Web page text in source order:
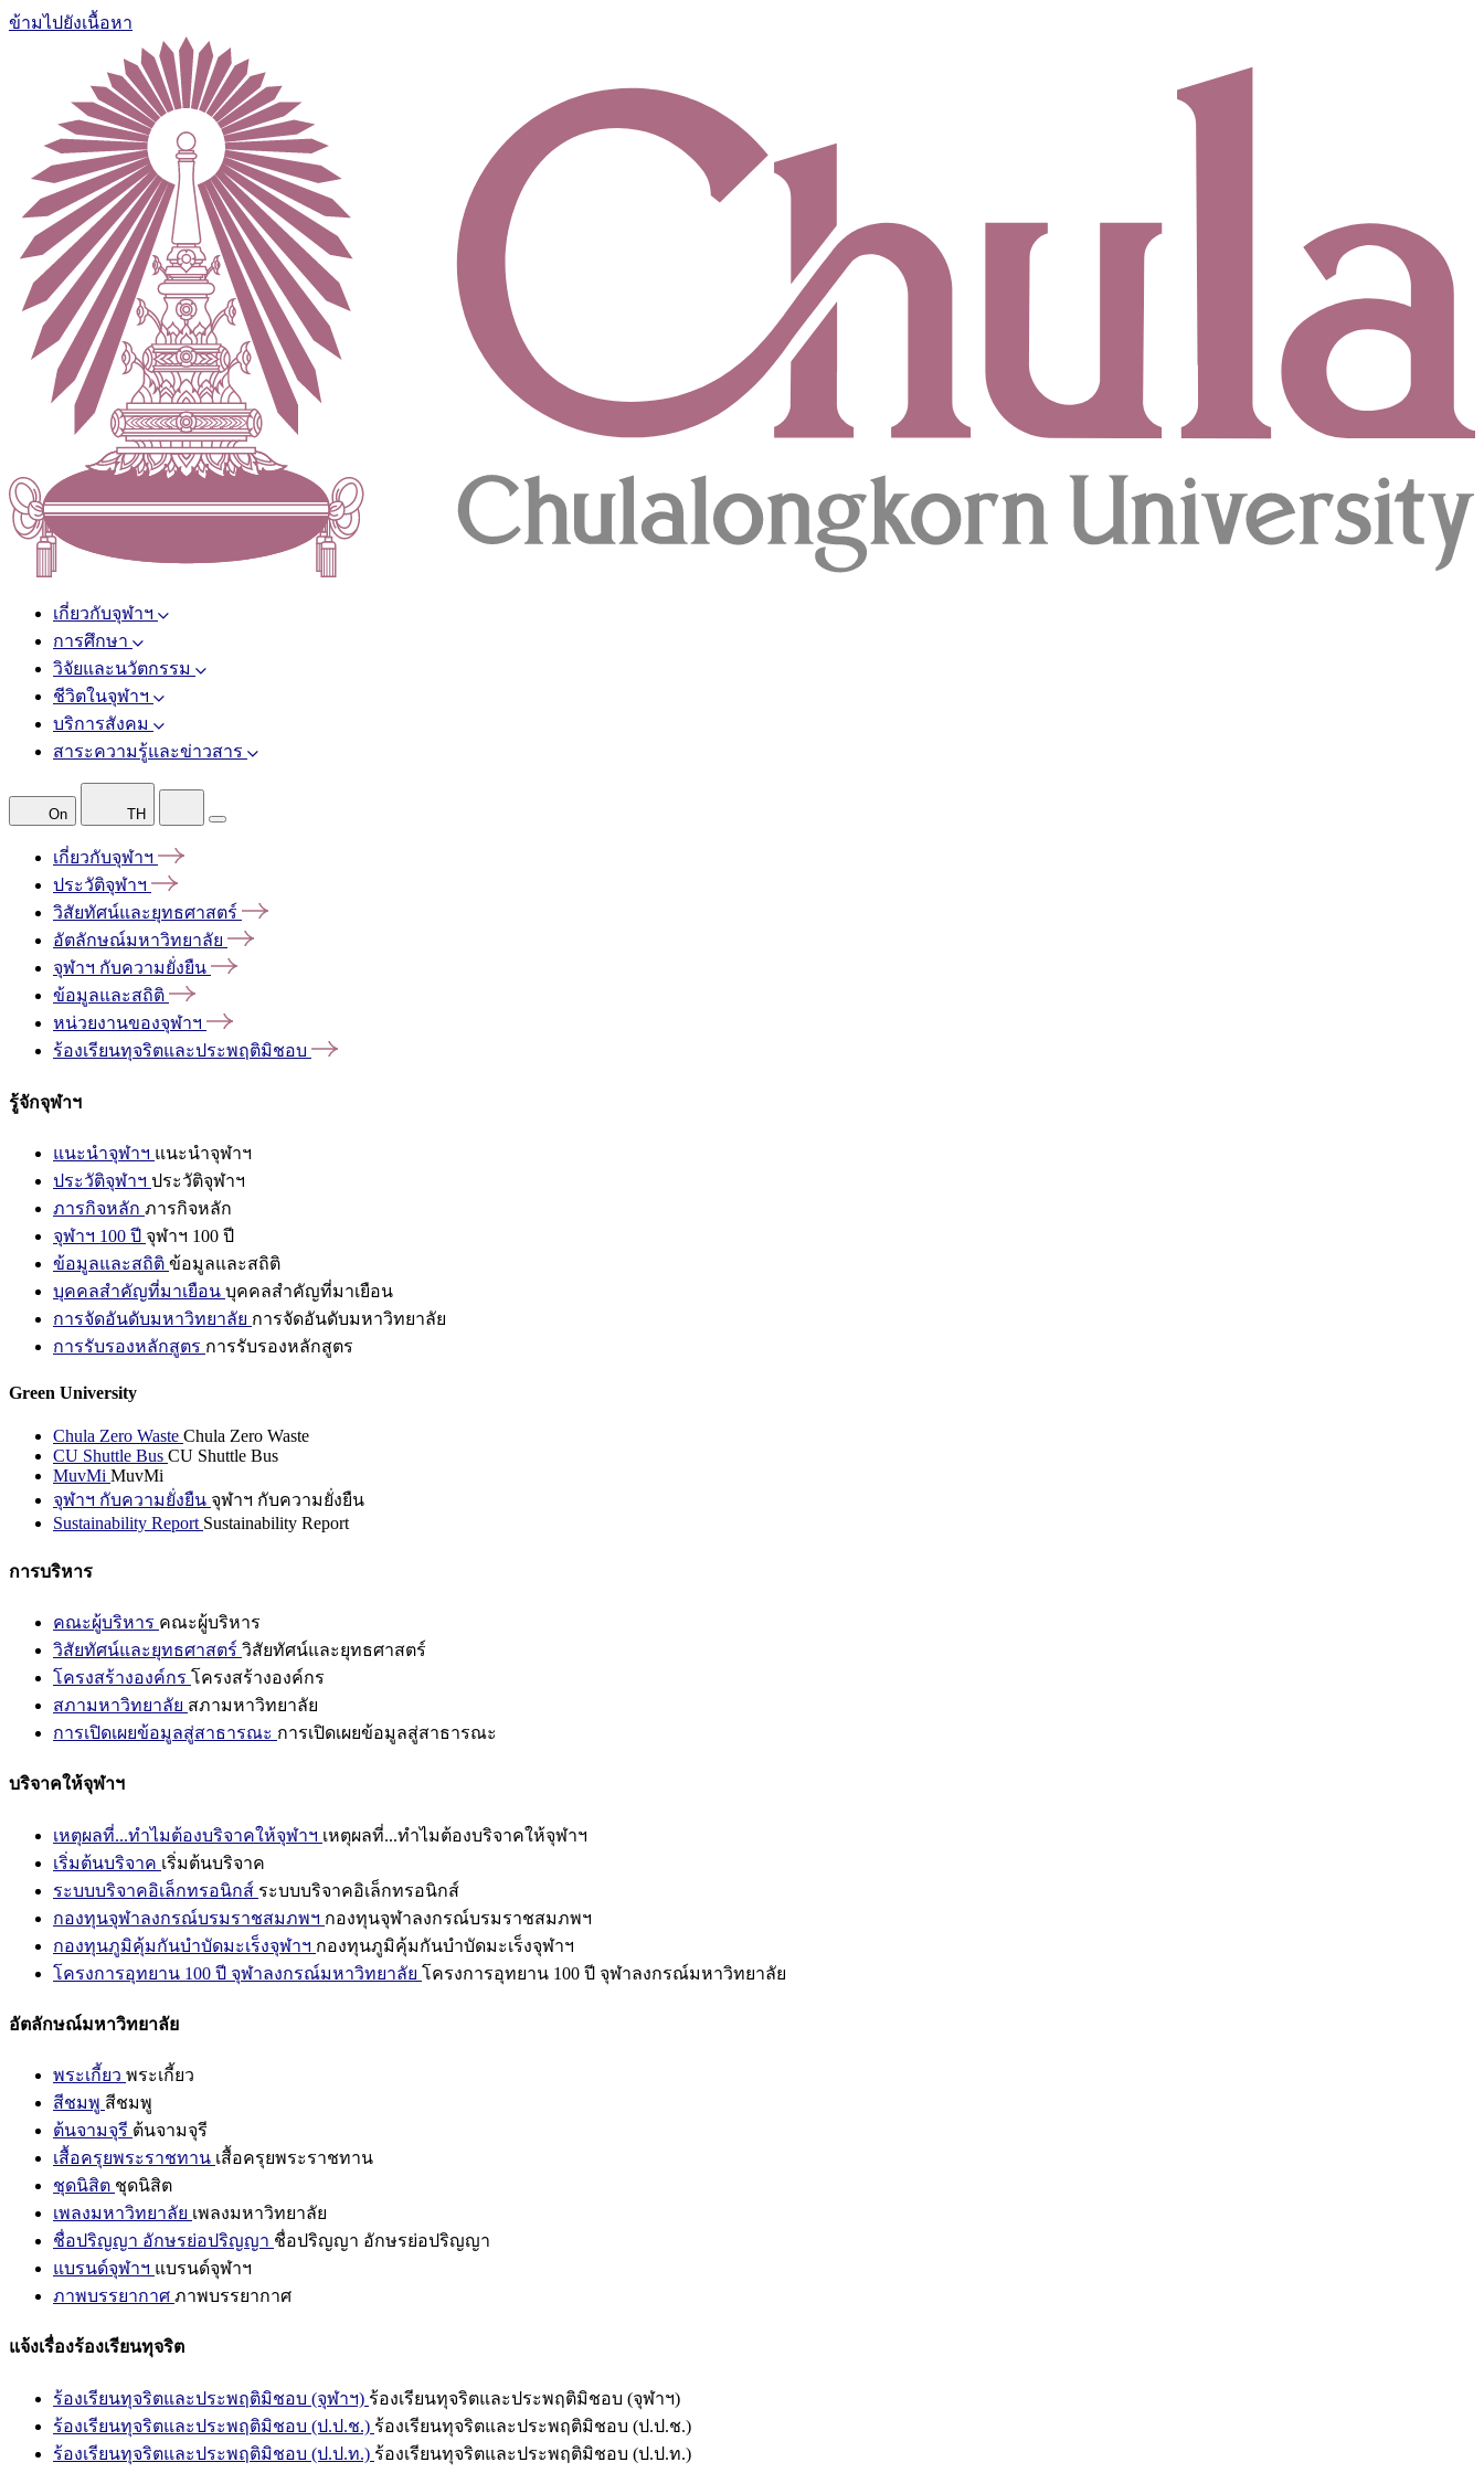
ข้ามไปยังเนื้อหา
เกี่ยวกับจุฬาฯ
การศึกษา
วิจัยและนวัตกรรม
ชีวิตในจุฬาฯ
บริการสังคม
สาระความรู้และข่าวสาร
On TH
เกี่ยวกับจุฬาฯ
ประวัติจุฬาฯ
วิสัยทัศน์และยุทธศาสตร์
อัตลักษณ์มหาวิทยาลัย
จุฬาฯ กับความยั่งยืน
ข้อมูลและสถิติ
หน่วยงานของจุฬาฯ
ร้องเรียนทุจริตและประพฤติมิชอบ
รู้จักจุฬาฯ
แนะนำจุฬาฯ แนะนำจุฬาฯ
ประวัติจุฬาฯ ประวัติจุฬาฯ
ภารกิจหลัก ภารกิจหลัก
จุฬาฯ 100 ปี จุฬาฯ 100 ปี
ข้อมูลและสถิติ ข้อมูลและสถิติ
บุคคลสำคัญที่มาเยือน บุคคลสำคัญที่มาเยือน
การจัดอันดับมหาวิทยาลัย การจัดอันดับมหาวิทยาลัย
การรับรองหลักสูตร การรับรองหลักสูตร
Green University
Chula Zero Waste Chula Zero Waste
CU Shuttle Bus CU Shuttle Bus
MuvMi MuvMi
จุฬาฯ กับความยั่งยืน จุฬาฯ กับความยั่งยืน
Sustainability Report Sustainability Report
การบริหาร
คณะผู้บริหาร คณะผู้บริหาร
วิสัยทัศน์และยุทธศาสตร์ วิสัยทัศน์และยุทธศาสตร์
โครงสร้างองค์กร โครงสร้างองค์กร
สภามหาวิทยาลัย สภามหาวิทยาลัย
การเปิดเผยข้อมูลสู่สาธารณะ การเปิดเผยข้อมูลสู่สาธารณะ
บริจาคให้จุฬาฯ
เหตุผลที่...ทำไมต้องบริจาคให้จุฬาฯ เหตุผลที่...ทำไมต้องบริจาคให้จุฬาฯ
เริ่มต้นบริจาค เริ่มต้นบริจาค
ระบบบริจาคอิเล็กทรอนิกส์ ระบบบริจาคอิเล็กทรอนิกส์
กองทุนจุฬาลงกรณ์บรมราชสมภพฯ กองทุนจุฬาลงกรณ์บรมราชสมภพฯ
กองทุนภูมิคุ้มกันบำบัดมะเร็งจุฬาฯ กองทุนภูมิคุ้มกันบำบัดมะเร็งจุฬาฯ
โครงการอุทยาน 100 ปี จุฬาลงกรณ์มหาวิทยาลัย โครงการอุทยาน 100 ปี จุฬาลงกรณ์มหาวิทยาลัย
อัตลักษณ์มหาวิทยาลัย
พระเกี้ยว พระเกี้ยว
สีชมพู สีชมพู
ต้นจามจุรี ต้นจามจุรี
เสื้อครุยพระราชทาน เสื้อครุยพระราชทาน
ชุดนิสิต ชุดนิสิต
เพลงมหาวิทยาลัย เพลงมหาวิทยาลัย
ชื่อปริญญา อักษรย่อปริญญา ชื่อปริญญา อักษรย่อปริญญา
แบรนด์จุฬาฯ แบรนด์จุฬาฯ
ภาพบรรยากาศ ภาพบรรยากาศ
แจ้งเรื่องร้องเรียนทุจริต
ร้องเรียนทุจริตและประพฤติมิชอบ (จุฬาฯ) ร้องเรียนทุจริตและประพฤติมิชอบ (จุฬาฯ)
ร้องเรียนทุจริตและประพฤติมิชอบ (ป.ป.ช.) ร้องเรียนทุจริตและประพฤติมิชอบ (ป.ป.ช.)
ร้องเรียนทุจริตและประพฤติมิชอบ (ป.ป.ท.) ร้องเรียนทุจริตและประพฤติมิชอบ (ป.ป.ท.)